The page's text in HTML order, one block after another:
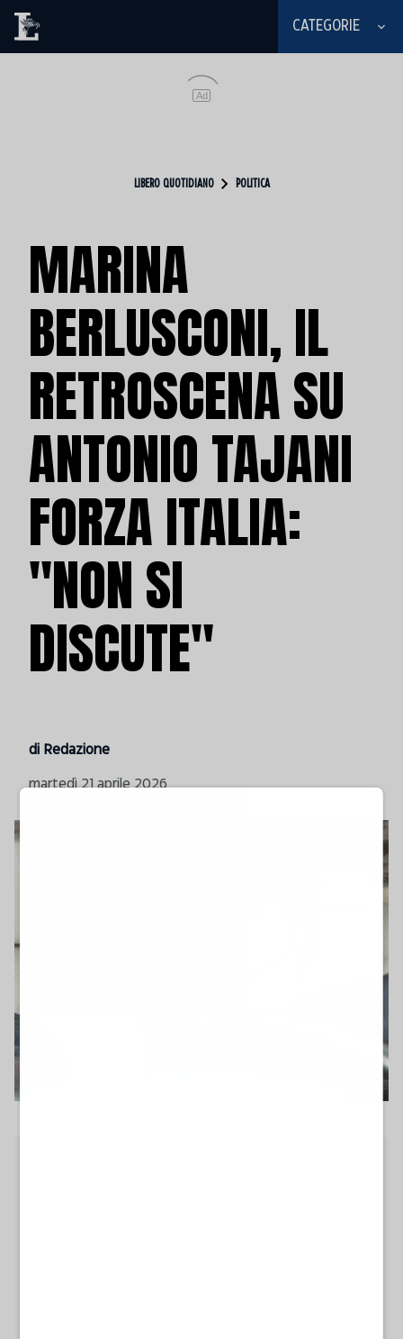
CATEGORIE
Ad
LIBERO QUOTIDIANO POLITICA
MARINA
BERLUSCONI, IL
RETROSCENA SU
ANTONIO TAJANI
FORZA ITALIA:
"NON SI
DISCUTE"
di Redazione
martedì 21 aprile 2026